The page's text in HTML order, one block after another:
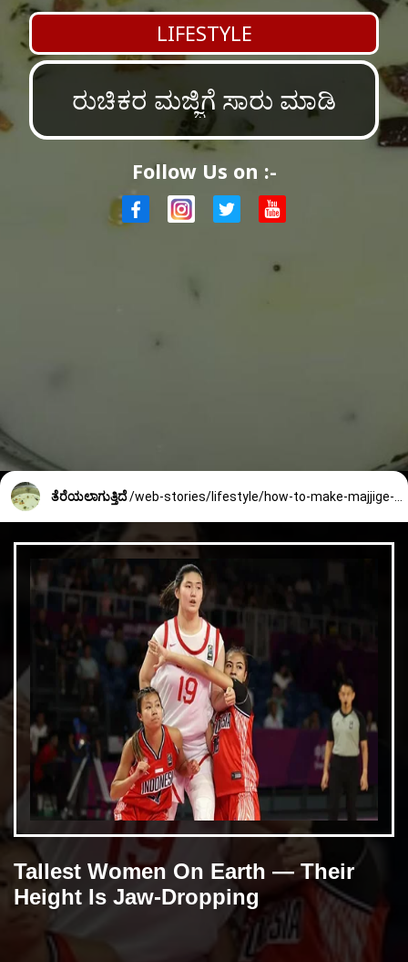
LIFESTYLE
ರುಚಿಕರ ಮಜ್ಜಿಗೆ ಸಾರು ಮಾಡಿ
Follow Us on :-
ತೆರೆಯಲಾಗುತ್ತಿದೆ /web-stories/lifestyle/how-to-make-majjige-saaru-2298_5_1738302812.html